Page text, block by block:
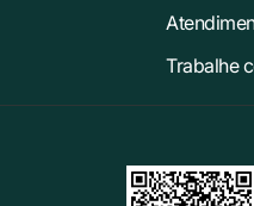
Trabalhe